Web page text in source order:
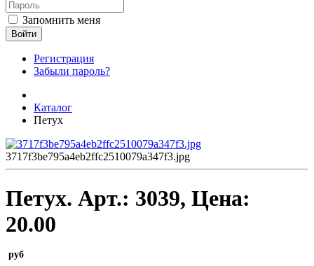
Запомнить меня
Войти
Регистрация
Забыли пароль?
Каталог
Петух
3717f3be795a4eb2ffc2510079a347f3.jpg
Петух. Арт.: 3039, Цена:
20.00
руб